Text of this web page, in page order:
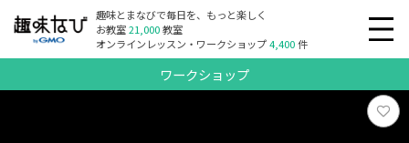
趣味とまなびで毎日を、もっと楽しく
お教室21,000教室
オンラインレッスン・ワークショップ4,400件
ワークショップ